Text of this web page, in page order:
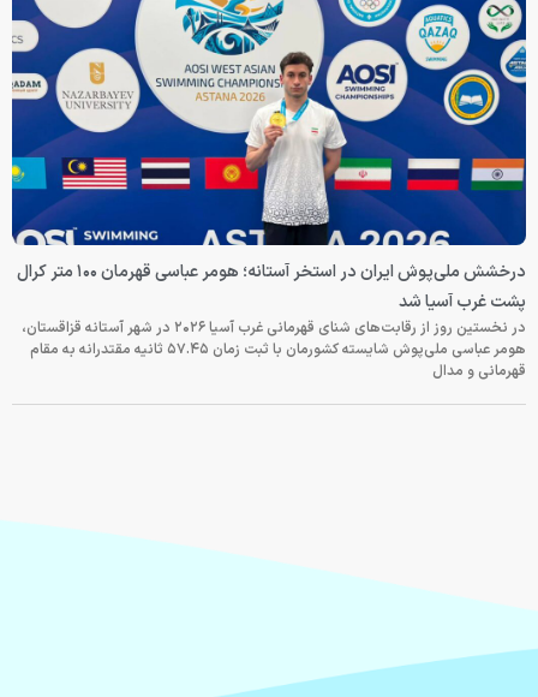
درخشش ملی‌پوش ایران در استخر آستانه؛ هومر عباسی قهرمان ۱۰۰ متر کرال
پشت غرب آسیا شد
در نخستین روز از رقابت‌های شنای قهرمانی غرب آسیا ۲۰۲۶ در شهر آستانه قزاقستان،
هومر عباسی ملی‌پوش شایسته کشورمان با ثبت زمان ۵۷.۴۵ ثانیه مقتدرانه به مقام
قهرمانی و مدال